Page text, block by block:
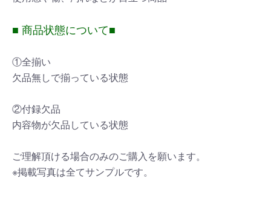
■ 商品状態について■
①全揃い
欠品無しで揃っている状態
②付録欠品
内容物が欠品している状態
ご理解頂ける場合のみのご購入を願います。
※掲載写真は全てサンプルです。